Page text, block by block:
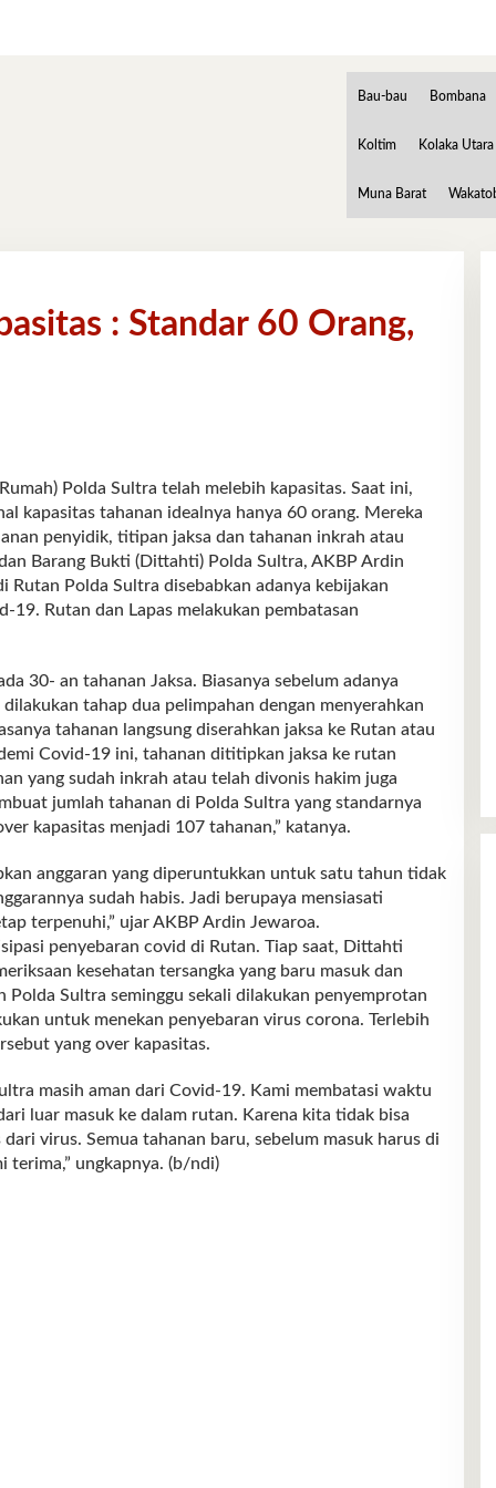
Bau-bau Bombana
Koltim Kolaka Utara
Muna Barat
: Standar 60 Orang,
Polda Sultra telah melebih kapasitas. Saat ini,
kapasitas tahanan idealnya hanya 60 orang. Mereka
penyidik, titipan jaksa dan tahanan inkrah atau
Barang Bukti (Dittahti) Polda Sultra, AKBP Ardin
Rutan Polda Sultra disebabkan adanya kebijakan
19. Rutan dan Lapas melakukan pembatasan
30- an tahanan Jaksa. Biasanya sebelum adanya
tahap dua pelimpahan dengan menyerahkan
tahanan langsung diserahkan jaksa ke Rutan atau
Covid-19 ini, tahanan dititipkan jaksa ke rutan
yang sudah inkrah atau telah divonis hakim juga
jumlah tahanan di Polda Sultra yang standarnya
kapasitas menjadi 107 tahanan,” katanya.
anggaran yang diperuntukkan untuk satu tahun tidak
sudah habis. Jadi berupaya mensiasati
terpenuhi,” ujar AKBP Ardin Jewaroa.
penyebaran covid di Rutan. Tiap saat, Dittahti
kesehatan tersangka yang baru masuk dan
Polda Sultra seminggu sekali dilakukan penyemprotan
untuk menekan penyebaran virus corona. Terlebih
yang over kapasitas.
masih aman dari Covid-19. Kami membatasi waktu
luar masuk ke dalam rutan. Karena kita tidak bisa
virus. Semua tahanan baru, sebelum masuk harus di
terima,” ungkapnya. (b/ndi)